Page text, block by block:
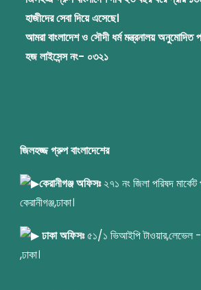
হাজীদের সেবা দিয়ে এসেছে।
আমরা বাংলাদেশ ও সৌদী ধর্ম মন্ত্রনালয় অনুমোদিত
হজ লাইসেন্স নং- ০৩২১
জিলহজ্জ গ্রুপ বাংলাদেশের
কেরানীগঞ্জ অফিসঃ২৭১ নং জিলা পরিষদ মার্কেট
কেরানীগঞ্জ,ঢাকা।
ঢাকা অফিসঃ৫১/১ ভিআইপি টাওয়ার,লেভেল
,ঢাকা।